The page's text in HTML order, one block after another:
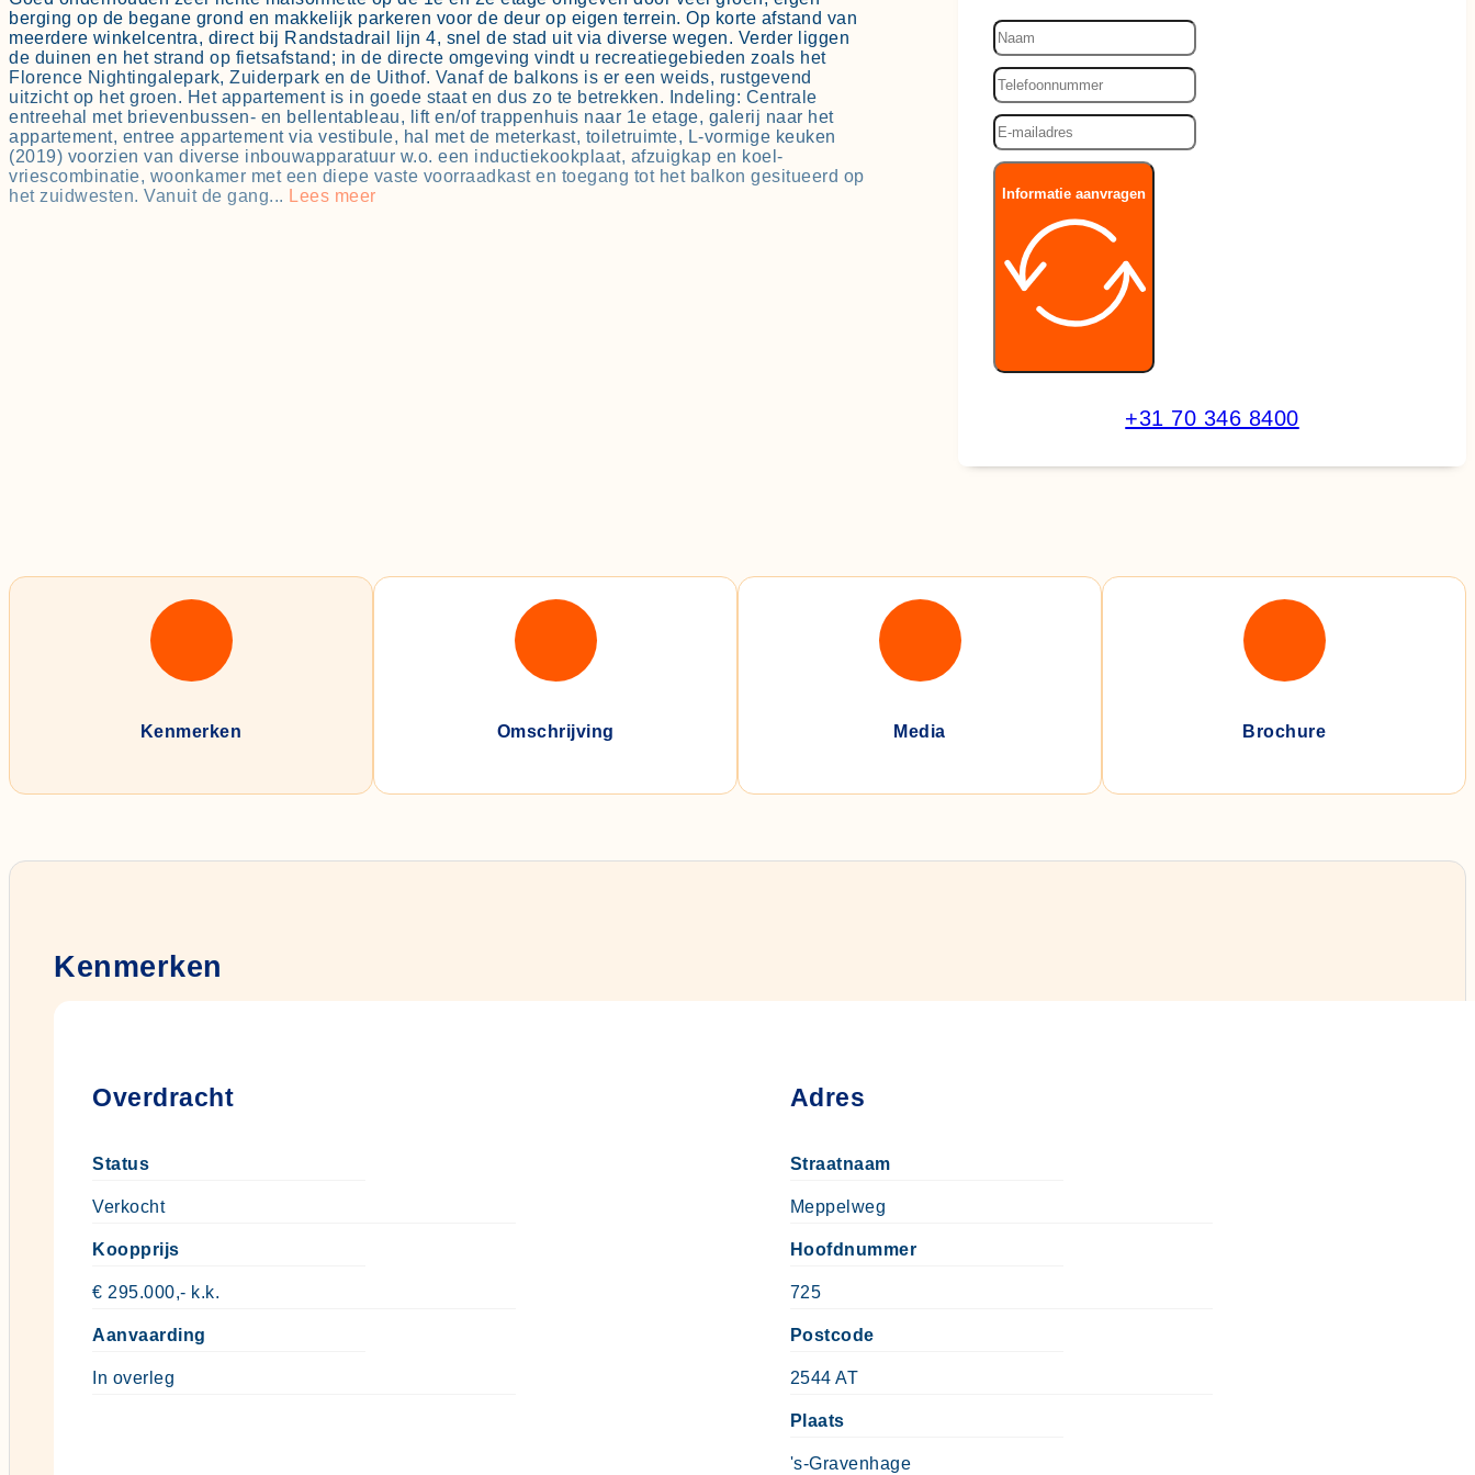
berging op de begane grond en makkelijk parkeren voor de deur op eigen terrein. Op korte afstand van
meerdere winkelcentra, direct bij Randstadrail lijn 4, snel de stad uit via diverse wegen. Verder liggen
de duinen en het strand op fietsafstand; in de directe omgeving vindt u recreatiegebieden zoals het
Florence Nightingalepark, Zuiderpark en de Uithof. Vanaf de balkons is er een weids, rustgevend
uitzicht op het groen. Het appartement is in goede staat en dus zo te betrekken. Indeling: Centrale
entreehal met brievenbussen- en bellentableau, lift en/of trappenhuis naar 1e etage, galerij naar het
appartement, entree appartement via vestibule, hal met de meterkast, toiletruimte, L-vormige keuken
(2019) voorzien van diverse inbouwapparatuur w.o. een inductiekookplaat, afzuigkap en koel-
vriescombinatie, woonkamer met een diepe vaste voorraadkast en toegang tot het balkon gesitueerd op
het zuidwesten. Vanuit de gang... Lees meer Informatie aanvragen
+31 70 346 8400
Kenmerken Omschrijving Media Brochure
Kenmerken
Overdracht
Status
Verkocht
Koopprijs
€ 295.000,- k.k.
Aanvaarding
In overleg
Adres
Straatnaam
Meppelweg
Hoofdnummer
725
Postcode
2544 AT
Plaats
's-Gravenhage